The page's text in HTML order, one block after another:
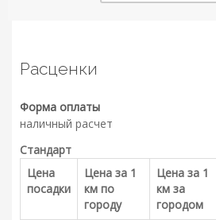
Расценки
Форма оплаты
наличный расчет
Стандарт
Цена
посадки
Цена за 1
км по
городу
Цена за 1
км за
городом